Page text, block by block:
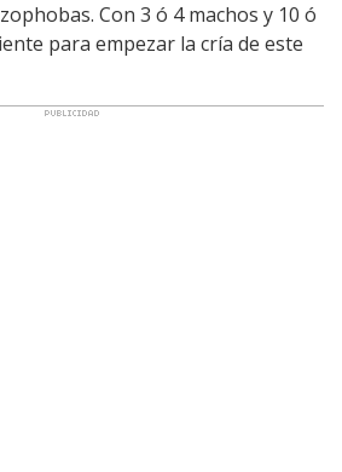
Con 3 ó 4 machos y 10 ó
para empezar la cría de este